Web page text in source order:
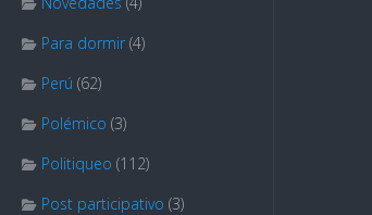
Para dormir (4)
Perú (62)
Polémico (3)
Politiqueo (112)
Post participativo (3)